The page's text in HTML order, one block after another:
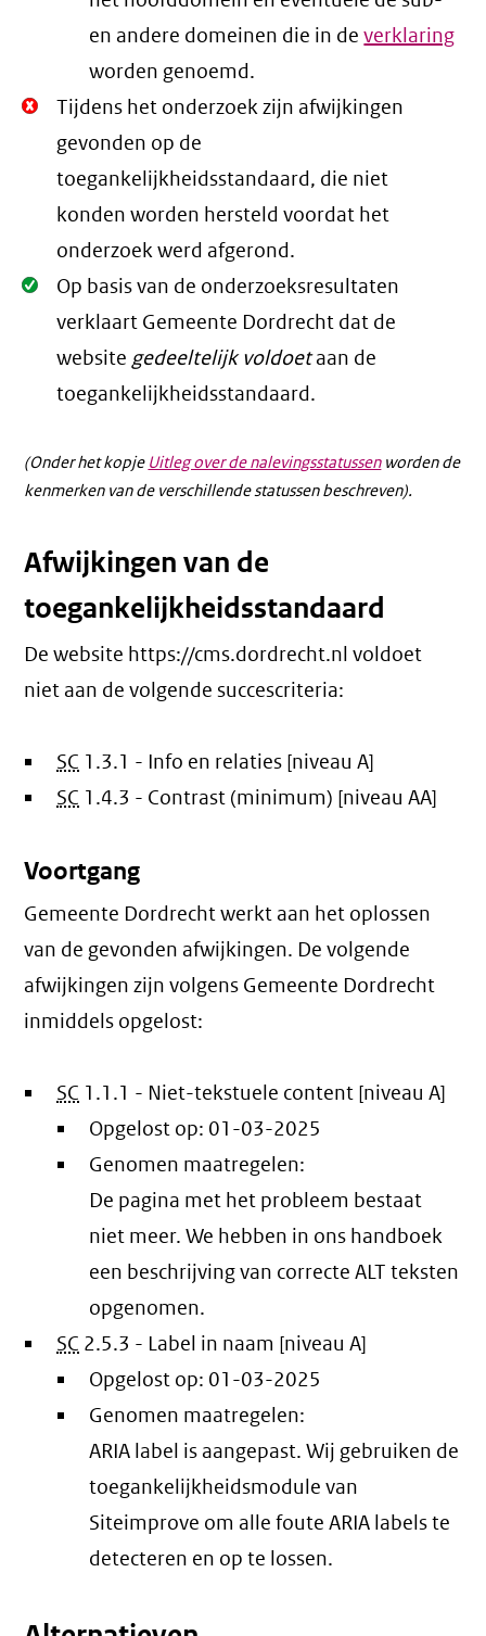
en andere domeinen die in deverklaring
worden genoemd.
Niet
Oké.
Tijdens het onderzoek zijn afwijkingen
gevonden op de
toegankelijkheidsstandaard, die niet
konden worden hersteld voordat het
onderzoek werd afgerond.
Oké.
Op basis van de onderzoeksresultaten
verklaart Gemeente Dordrecht dat de
websitegedeeltelijk voldoetaan de
toegankelijkheidsstandaard.
(Onder het kopje Uitleg over de nalevingsstatussenworden de
kenmerken van de verschillende statussen beschreven).
Afwijkingen van de
toegankelijkheidsstandaard
De website https://cms.dordrecht.nl voldoet
niet aan de volgende succescriteria:
SC 1.3.1 - Info en relaties [niveau A]
SC 1.4.3 - Contrast (minimum) [niveau AA]
Voortgang
Gemeente Dordrecht werkt aan het oplossen
van de gevonden afwijkingen. De volgende
afwijkingen zijn volgens Gemeente Dordrecht
inmiddels opgelost:
SC 1.1.1 - Niet-tekstuele content [niveau A]
Opgelost op: 01-03-2025
Genomen maatregelen:
De pagina met het probleem bestaat
niet meer. We hebben in ons handboek
een beschrijving van correcte ALT teksten
opgenomen.
SC 2.5.3 - Label in naam [niveau A]
Opgelost op: 01-03-2025
Genomen maatregelen:
ARIA label is aangepast. Wij gebruiken de
toegankelijkheidsmodule van
Siteimprove om alle foute ARIA labels te
detecteren en op te lossen.